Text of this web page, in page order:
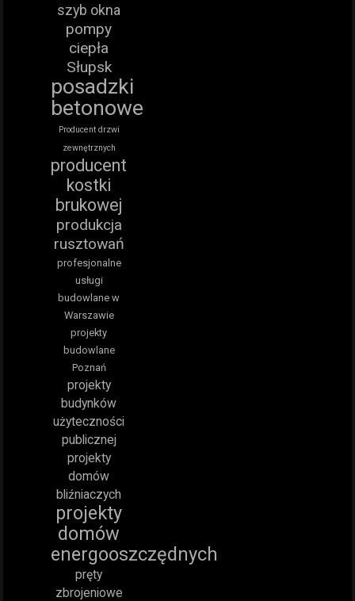
szyb okna
pompy
ciepła
Słupsk
posadzki
betonowe
Producent drzwi
zewnętrznych
producent
kostki
brukowej
produkcja
rusztowań
profesjonalne
usługi
budowlane w
Warszawie
projekty
budowlane
Poznań
projekty
budynków
użyteczności
publicznej
projekty
domów
bliźniaczych
projekty
domów
energooszczędnych
pręty
zbrojeniowe